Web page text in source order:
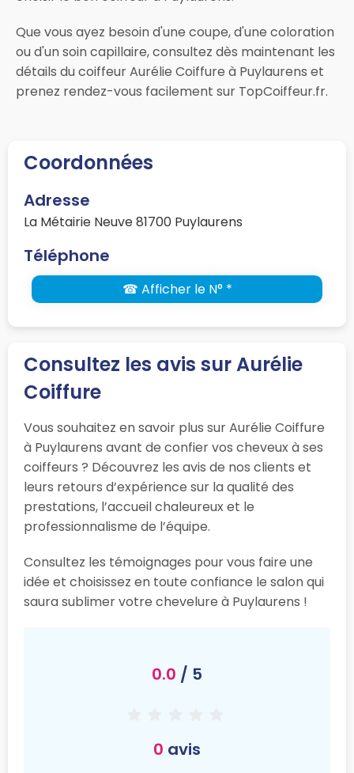
Que vous ayez besoin d'une coupe, d'une coloration
ou d'un soin capillaire, consultez dès maintenant les
détails du coiffeur Aurélie Coiffure à Puylaurens et
prenez rendez-vous facilement sur TopCoiffeur.fr.
Coordonnées
Adresse
La Métairie Neuve 81700 Puylaurens
Téléphone
☎ Afficher le N° *
Consultez les avis sur Aurélie
Coiffure
Vous souhaitez en savoir plus sur Aurélie Coiffure
à Puylaurens avant de confier vos cheveux à ses
coiffeurs ? Découvrez les avis de nos clients et
leurs retours d’expérience sur la qualité des
prestations, l’accueil chaleureux et le
professionnalisme de l’équipe.
Consultez les témoignages pour vous faire une
idée et choisissez en toute confiance le salon qui
saura sublimer votre chevelure à Puylaurens !
0.0 / 5
0 avis